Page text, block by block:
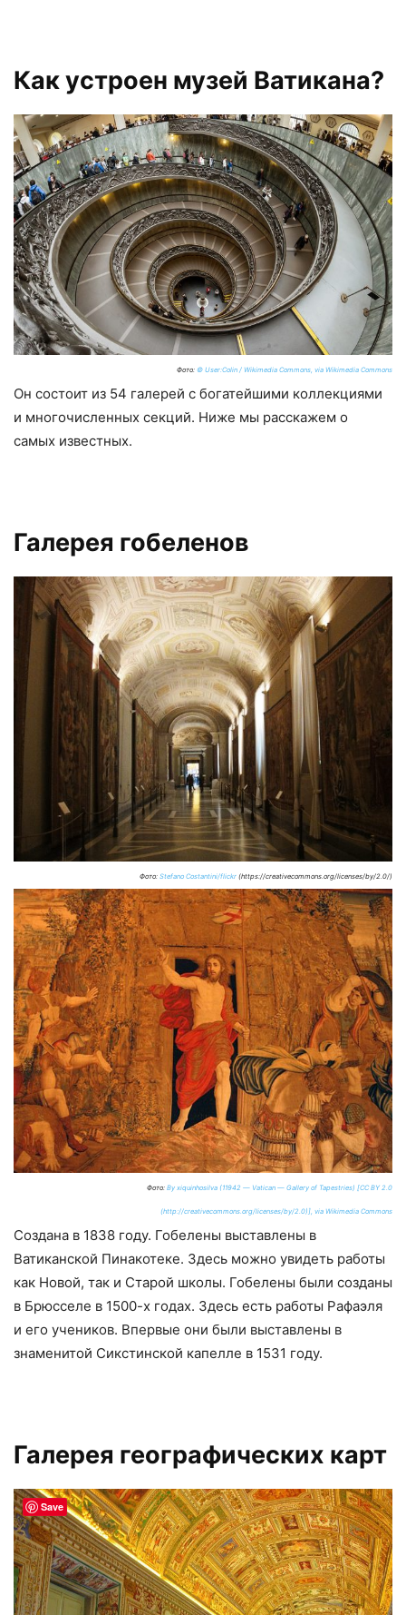
Как устроен музей Ватикана?
Фото: © User:Colin / Wikimedia Commons, via Wikimedia Commons
Он состоит из 54 галерей с богатейшими коллекциями
и многочисленных секций. Ниже мы расскажем о
самых известных.
Галерея гобеленов
Фото: Stefano Costantini/flickr (https://creativecommons.org/licenses/by/2.0/)
Фото: By xiquinhosilva (11942 — Vatican — Gallery of Tapestries) [CC BY 2.0
(http://creativecommons.org/licenses/by/2.0)], via Wikimedia Commons
Создана в 1838 году. Гобелены выставлены в
Ватиканской Пинакотеке. Здесь можно увидеть работы
как Новой, так и Старой школы. Гобелены были созданы
в Брюсселе в 1500-х годах. Здесь есть работы Рафаэля
и его учеников. Впервые они были выставлены в
знаменитой Сикстинской капелле в 1531 году.
Галерея географических карт
Save